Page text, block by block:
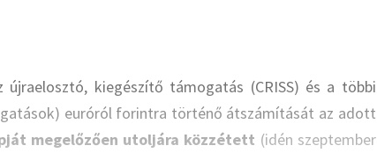
kiegészítő támogatás (CRISS) és a többi
euróról forintra történő átszámítását az adott
megelőzően utoljára közzétett (idén szeptember